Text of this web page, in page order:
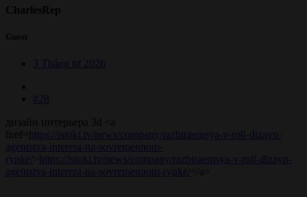
CharlesRep
Guest
3 Tháng tư 2026
#28
дизайн интерьера 3d <a
href=
https://istoki.tv/news/company/razbiraemsya-v-roli-dizayn-
agentstva-interera-na-sovremennom-
rynke/
https://istoki.tv/news/company/razbiraemsya-v-roli-dizayn-
agentstva-interera-na-sovremennom-rynke/
</a>